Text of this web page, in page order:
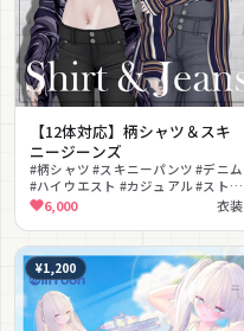
【12体対応】柄シャツ＆スキ
ニージーンズ
#柄シャツ #スキニーパンツ #デニム
#ハイウエスト #カジュアル #ストリ
ート #大人っぽい #MA対応
#lilToon対応 #PhysBone対応
6,000 衣装
¥1,200